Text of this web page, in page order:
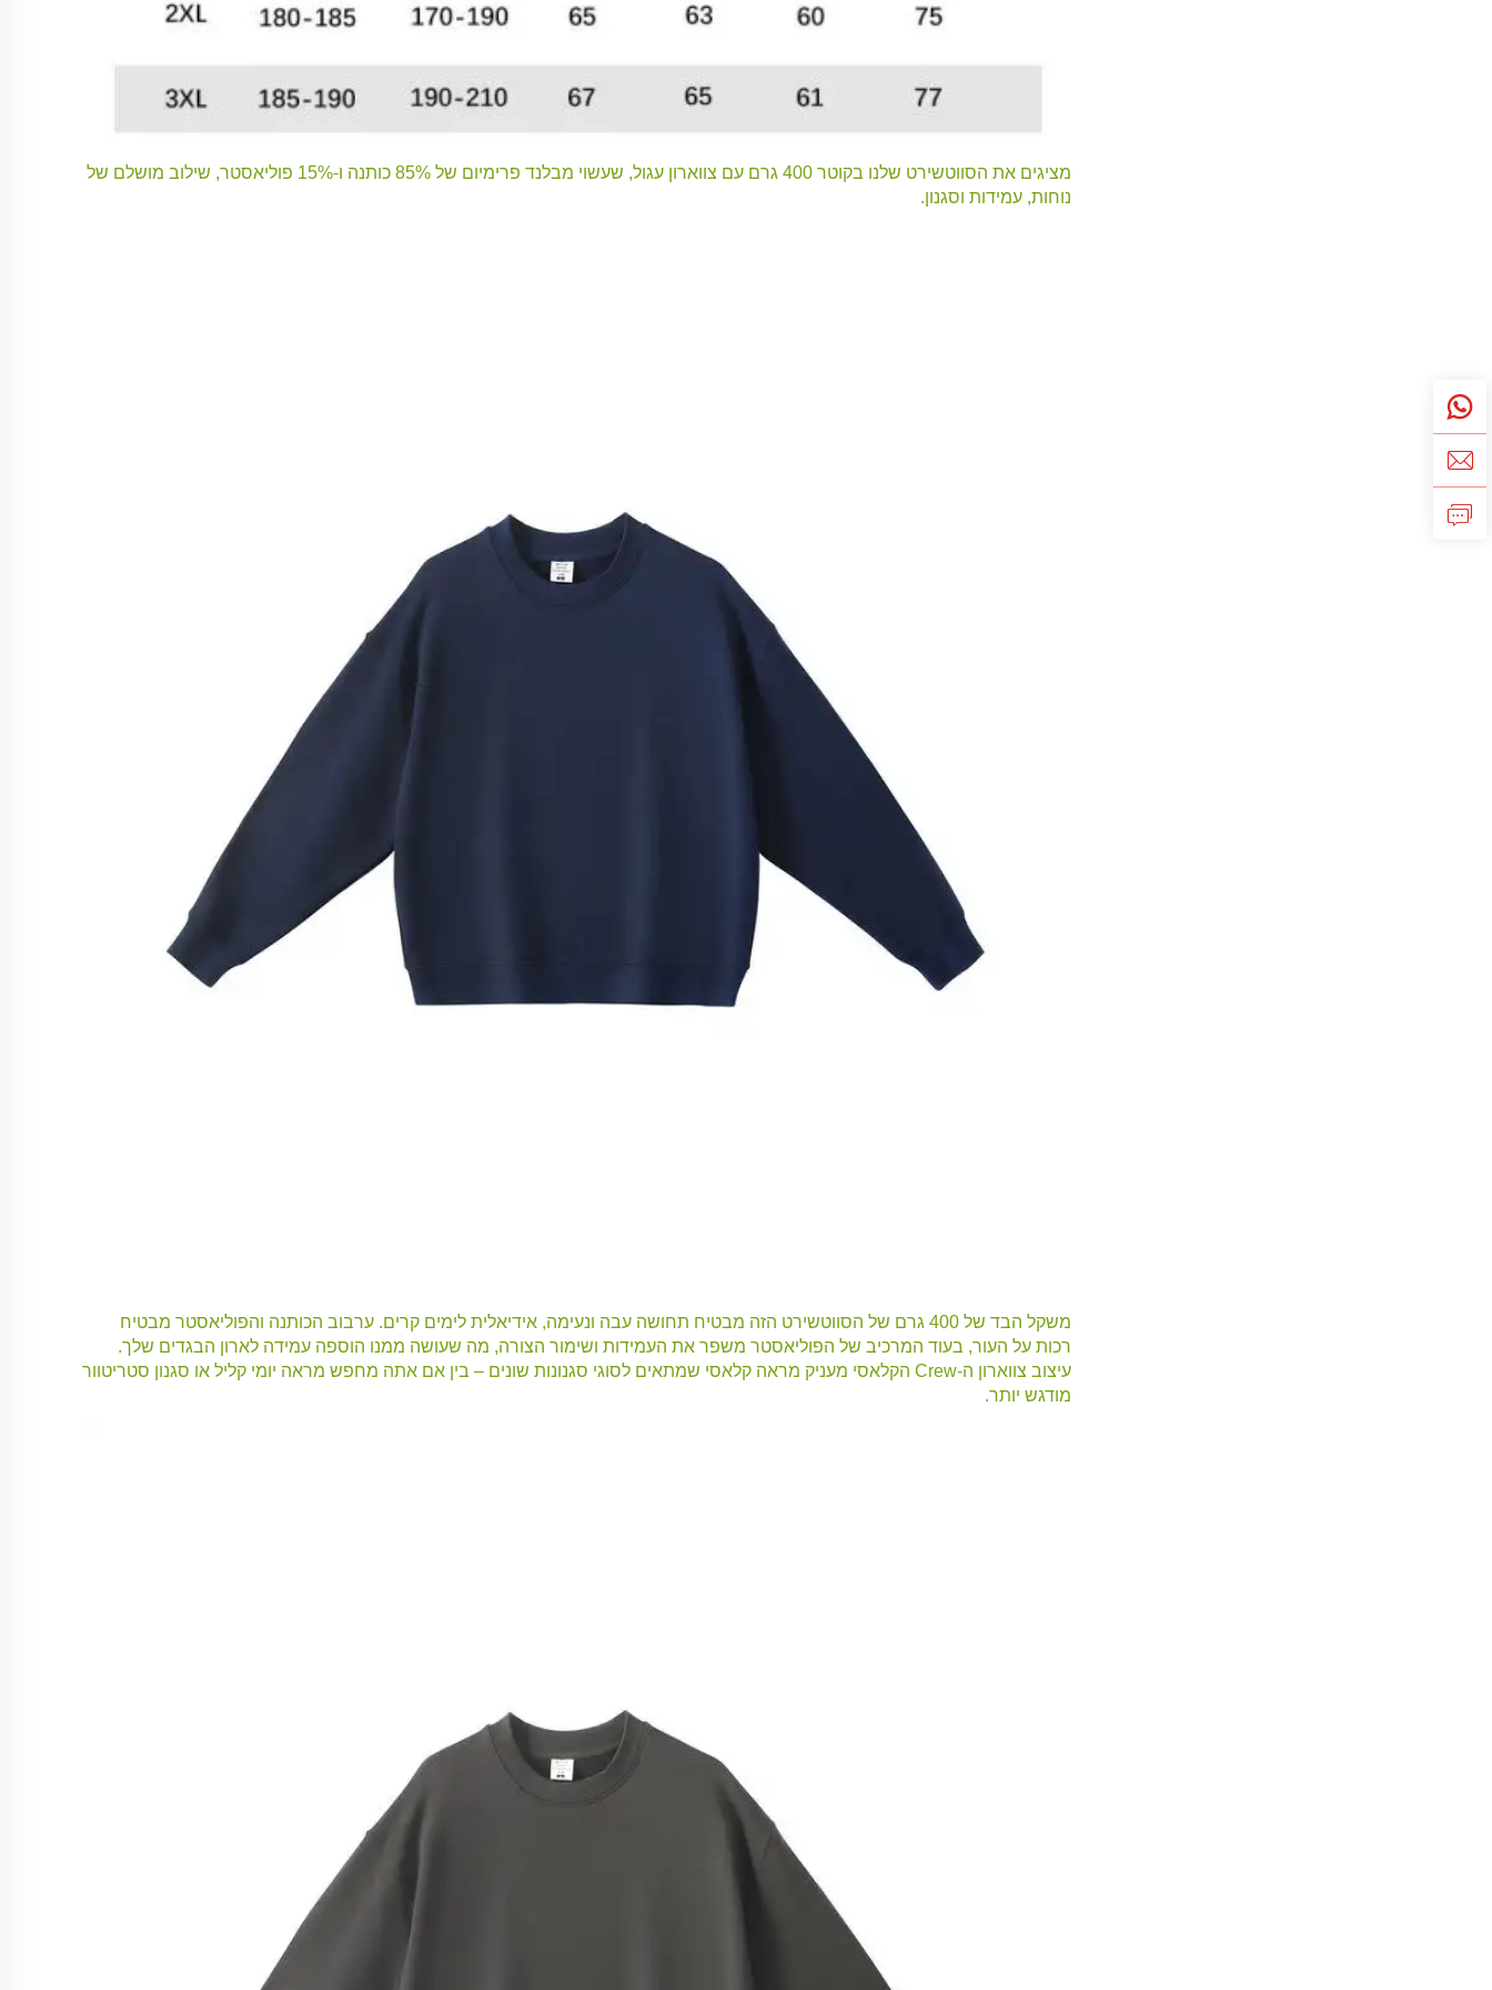
מציגים את הסווטשירט שלנו בקוטר 400 גרם עם צווארון עגול, שעשוי מבלנד פרימיום של 85% כותנה ו-15% פוליאסטר, שילוב מושלם של
נוחות, עמידות וסגנון.
משקל הבד של 400 גרם של הסווטשירט הזה מבטיח תחושה עבה ונעימה, אידיאלית לימים קרים. ערבוב הכותנה והפוליאסטר מבטיח
רכות על העור, בעוד המרכיב של הפוליאסטר משפר את העמידות ושימור הצורה, מה שעושה ממנו הוספה עמידה לארון הבגדים שלך.
עיצוב צווארון ה-Crew הקלאסי מעניק מראה קלאסי שמתאים לסוגי סגנונות שונים – בין אם אתה מחפש מראה יומי קליל או סגנון סטריטוור
מודגש יותר.